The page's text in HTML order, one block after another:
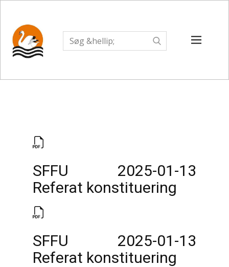
SFFU 2025-01-13
Referat konstituering
SFFU 2025-01-13
Referat konstituering